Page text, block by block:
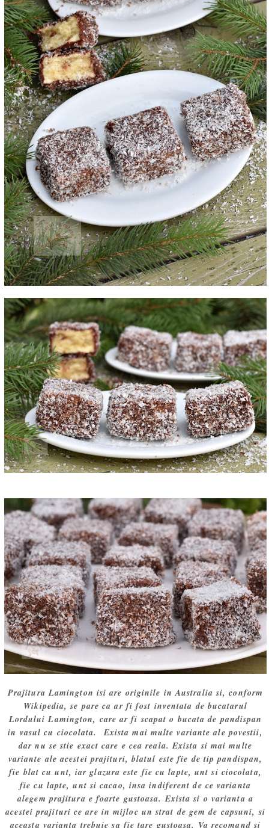
Prajitura Lamington isi are originile in Australia si, conform
Wikipedia, se pare ca ar fi fost inventata de bucatarul
Lordului Lamington, care ar fi scapat o bucata de pandispan
in vasul cu ciocolata. Exista mai multe variante ale povestii,
dar nu se stie exact care e cea reala. Exista si mai multe
variante ale acestei prajituri, blatul este fie de tip pandispan,
fie blat cu unt, iar glazura este fie cu lapte, unt si ciocolata,
fie cu lapte, unt si cacao, insa indiferent de ce varianta
alegem prajitura e foarte gustoasa. Exista si o varianta a
acestei prajituri ce are in mijloc un strat de gem de capsuni, si
aceasta varianta trebuie sa fie tare gustoasa. Va recomand si